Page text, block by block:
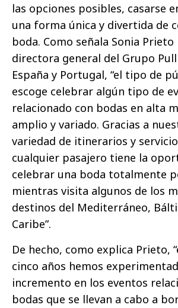
las opciones posibles, casarse
una forma única y divertida de
boda. Como señala Sonia Prieto
directora general del Grupo
España y Portugal, “el tipo de
escoge celebrar algún tipo de
relacionado con bodas en alta
amplio y variado. Gracias a
variedad de itinerarios y
cualquier pasajero tiene la
celebrar una boda totalmente
mientras visita algunos de los
destinos del Mediterráneo,
Caribe”.
De hecho, como explica Prieto,
cinco años hemos
incremento en los eventos
bodas que se llevan a cabo a